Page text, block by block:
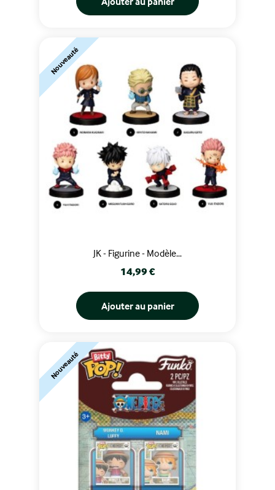
JK - Figurine - Modèle...
Prix
14,99 €
Ajouter au panier
Nouveauté
Nouveauté